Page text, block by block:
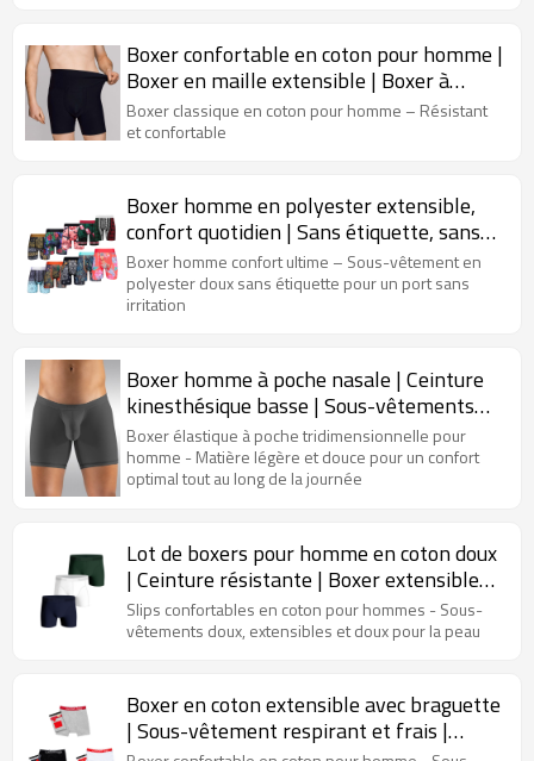
Boxer confortable en coton pour homme |
Boxer en maille extensible | Boxer à
braguette boutonnée
Boxer classique en coton pour homme – Résistant
et confortable
Boxer homme en polyester extensible,
confort quotidien | Sans étiquette, sans
démangeaisons | Sous-vêtements pour
homme aux couleurs vives
Boxer homme confort ultime – Sous-vêtement en
polyester doux sans étiquette pour un port sans
irritation
Boxer homme à poche nasale | Ceinture
kinesthésique basse | Sous-vêtements
masculins pour le quotidien
Boxer élastique à poche tridimensionnelle pour
homme - Matière légère et douce pour un confort
optimal tout au long de la journée
Lot de boxers pour homme en coton doux
| Ceinture résistante | Boxer extensible
de qualité supérieure
Slips confortables en coton pour hommes - Sous-
vêtements doux, extensibles et doux pour la peau
Boxer en coton extensible avec braguette
| Sous-vêtement respirant et frais |